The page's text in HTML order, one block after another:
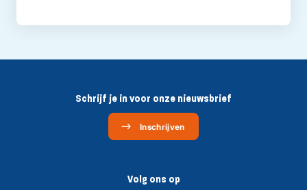
Schrijf je in voor onze nieuwsbrief
Inschrijven
Volg ons op